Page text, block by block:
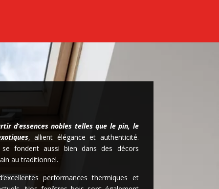
d’essences nobles telles que le pin, le
, allient élégance et authenticité.
fondent aussi bien dans des décors
au traditionnel.
performances thermiques et